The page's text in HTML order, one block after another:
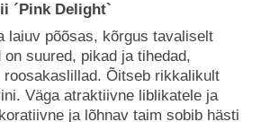
´Pink Delight`
laiuv põõsas, kõrgus tavaliselt
on suured, pikad ja tihedad,
roosakaslillad. Õitseb rikkalikult
Väga atraktiivne liblikatele ja
ja lõhnav taim sobib hästi